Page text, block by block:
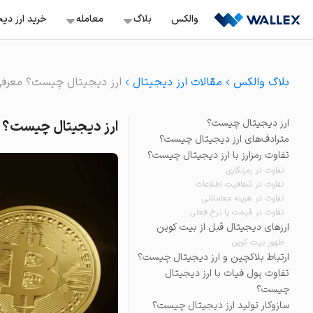
content
والکس بلاگ
آموزش
سرمایه گذاری
صرافی ها
معامله‌
سفارش‌گذاری با قیمت
باز کردن موقعیت لانگ
معامله تعهدی
خرید و فروش
خرید و فروش آنی
خرید و فروش آسان بیش از ۲۳۰
تبدیل
راحت‌ترین راه برای تبدیل
خرید ارز
بلاگ والکس مقالات ارز دیجیتال ارز دیجیتال چیست؟
ارز دیجیتال چیست؟
مترادف‌های ارز دیجیتال چیست؟
تفاوت رمزارز با ارز دیجیتال چیست؟
تفاوت در رمزنگاری
تفاوت در شفافیت اطلاعات
تفاوت در هزینه معاملاتی
تفاوت در قیمت یا نرخ فعلی
ارزهای دیجیتال قبل از بیت کوین
ظهور بیت کوین
ارتباط بلاکچین و ارز دیجیتال چیست؟
تفاوت پول فیات با ارز دیجیتال
چیست؟
سازوکار تولید ارز دیجیتال چیست؟
ارز دیجیتال چیست؟